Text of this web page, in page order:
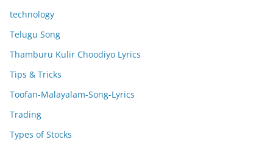
technology
Telugu Song
Thamburu Kulir Choodiyo Lyrics
Tips & Tricks
Toofan-Malayalam-Song-Lyrics
Trading
Types of Stocks